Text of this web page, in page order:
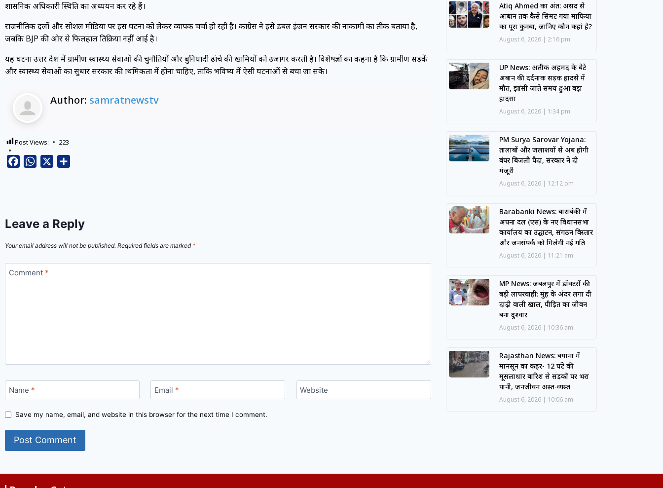
प्रशासनिक अधिकारी स्थिति का अध्ययन कर रहे हैं।
राजनीतिक दलों और सोशल मीडिया पर इस घटना को लेकर व्यापक चर्चा हो रही है। कांग्रेस ने इसे डबल इंजन सरकार की नाकामी का प्रतीक बताया है,
जबकि BJP की ओर से फिलहाल प्रतिक्रिया नहीं आई है।
यह घटना उत्तर प्रदेश में ग्रामीण स्वास्थ्य सेवाओं की चुनौतियों और बुनियादी ढांचे की खामियों को उजागर करती है। विशेषज्ञों का कहना है कि ग्रामीण सड़कें
और स्वास्थ्य सेवाओं का सुधार सरकार की प्राथमिकता में होना चाहिए, ताकि भविष्य में ऐसी घटनाओं से बचा जा सके।
Author: samratnewstv
Post Views: 223
FacebookWhatsApp
Leave a Reply
Your email address will not be published. Required fields are marked *
Comment *
Name * Email * Website
Save my name, email, and website in this browser for the next time I comment.
Atiq Ahmed का अंत: असद से
आबान तक कैसे सिमट गया माफिया
का पूरा कुनबा, जानिए कौन कहां है?
August 6, 2026 2:16 pm
UP News: अतीक अहमद के बेटे
अबान की दर्दनाक सड़क हादसे में
मौत, झांसी जाते समय हुआ बड़ा
हादसा
August 6, 2026 1:34 pm
PM Surya Sarovar Yojana:
तालाबों और जलाशयों से अब होगी
बंपर बिजली पैदा, सरकार ने दी
मंजूरी
August 6, 2026 12:12 pm
Barabanki News: बाराबंकी में
अपना दल (एस) के नए विधानसभा
कार्यालय का उद्घाटन, संगठन विस्तार
और जनसंपर्क को मिलेगी नई गति
August 6, 2026 11:21 am
MP News: जबलपुर में डॉक्टरों की
बड़ी लापरवाही: मुंह के अंदर लगा दी
दाढ़ी वाली खाल, पीड़ित का जीवन
बना दुश्वार
August 6, 2026 10:36 am
Rajasthan News: बयाना में
मानसून का कहर- 12 घंटे की
मूसलाधार बारिश से सड़कों पर भरा
पानी, जनजीवन अस्त-व्यस्त
August 6, 2026 10:06 am